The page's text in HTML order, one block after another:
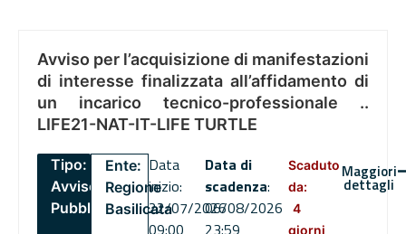
Avviso per l’acquisizione di manifestazioni
di interesse finalizzata all’affidamento di
un incarico tecnico-professionale ..
LIFE21-NAT-IT-LIFE TURTLE
Tipo:
Avviso
Pubblico
Ente:
Regione
Basilicata
Data
inizio:
22/07/2026
Data di
scadenza:
06/08/2026
Scaduto
da:
4
giorni
Maggiori
dettagli